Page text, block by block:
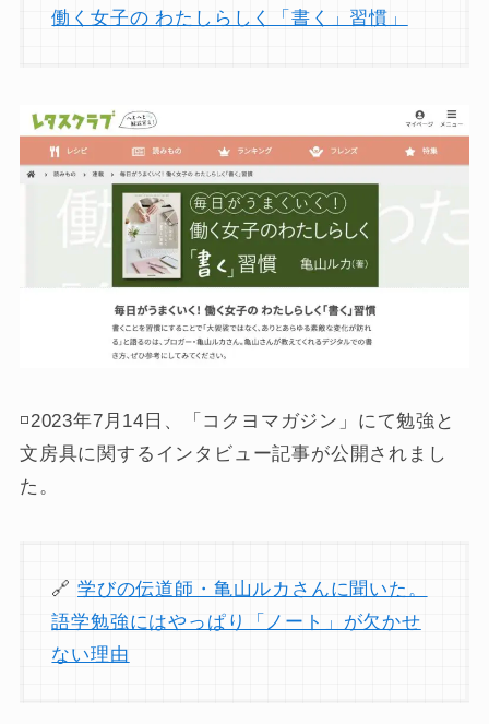
働く女子の わたしらしく「書く」習慣」
◽️2023年7月14日、「コクヨマガジン」にて勉強と
文房具に関するインタビュー記事が公開されまし
た。
🔗学びの伝道師・亀山ルカさんに聞いた。
語学勉強にはやっぱり「ノート」が欠かせ
ない理由